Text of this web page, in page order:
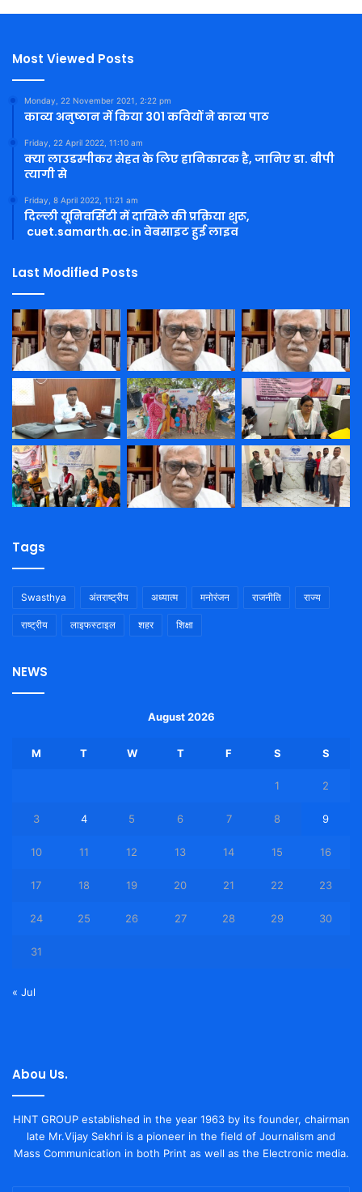
Most Viewed Posts
Monday, 22 November 2021, 2:22 pm
काव्य अनुष्ठान में किया 301 कवियों ने काव्य पाठ
Friday, 22 April 2022, 11:10 am
क्या लाउडस्पीकर सेहत के लिए हानिकारक है, जानिए डा. बीपी
त्यागी से
Friday, 8 April 2022, 11:21 am
दिल्ली यूनिवर्सिटी में दाखिले की प्रक्रिया शुरू,
cuet.samarth.ac.in वेबसाइट हुई लाइव
Last Modified Posts
Tags
Swasthya अंतराष्ट्रीय अध्यात्म मनोरंजन राजनीति राज्य
राष्ट्रीय लाइफस्टाइल शहर शिक्षा
NEWS
August 2026
M T W T F S S
1 2
3 4 5 6 7 8 9
10 11 12 13 14 15 16
17 18 19 20 21 22 23
24 25 26 27 28 29 30
31
« Jul
Abou Us.
HINT GROUP established in the year 1963 by its founder, chairman
late Mr.Vijay Sekhri is a pioneer in the field of Journalism and
Mass Communication in both Print as well as the Electronic media.